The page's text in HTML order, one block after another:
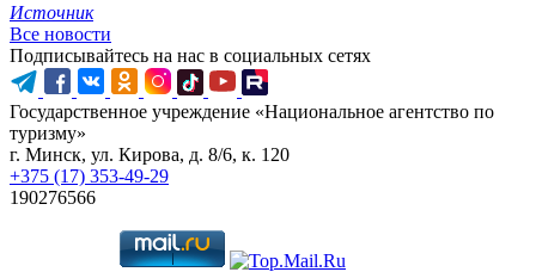
Источник
Все новости
Подписывайтесь на нас в социальных сетях
Государственное учреждение «Национальное агентство по
туризму»
г. Минск, ул. Кирова, д. 8/6, к. 120
+375 (17) 353-49-29
190276566